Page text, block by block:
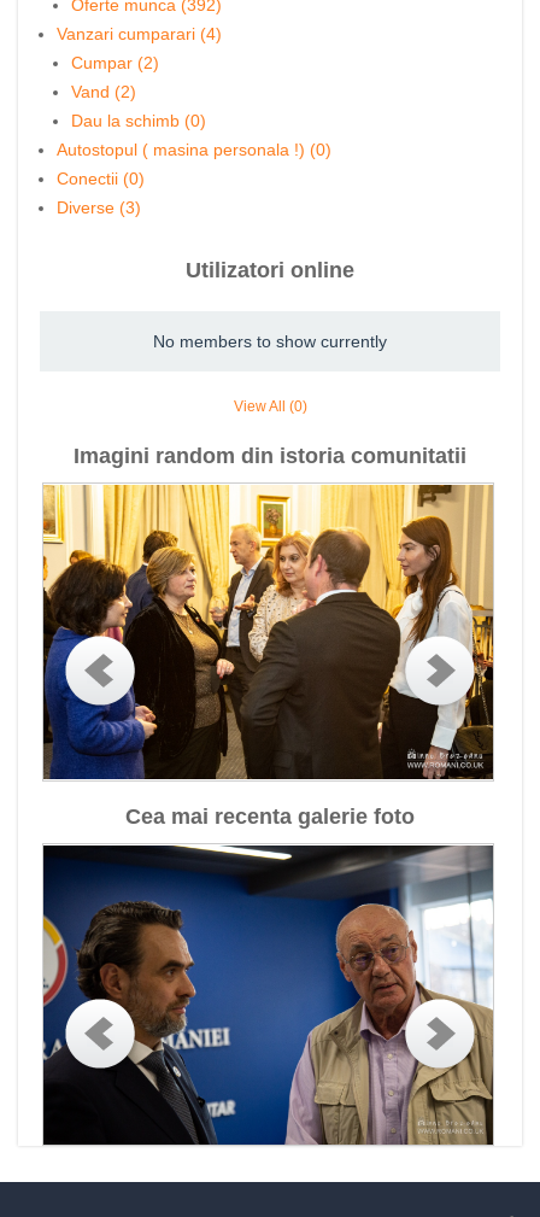
Oferte munca (392)
Vanzari cumparari (4)
Cumpar (2)
Vand (2)
Dau la schimb (0)
Autostopul ( masina personala !) (0)
Conectii (0)
Diverse (3)
Utilizatori online
No members to show currently
View All (0)
Imagini random din istoria comunitatii
Cea mai recenta galerie foto